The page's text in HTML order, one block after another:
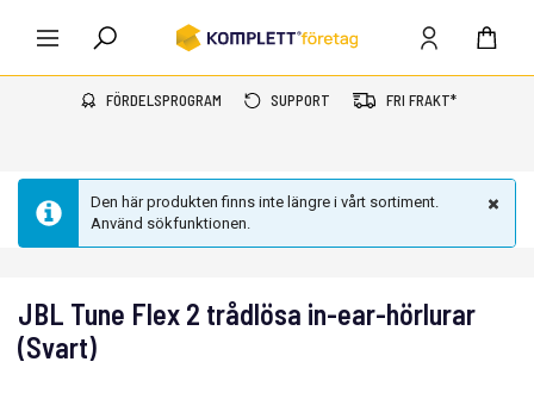
FÖRDELSPROGRAM SUPPORT FRI FRAKT*
Den här produkten finns inte längre i vårt sortiment.
Använd sökfunktionen.
JBL Tune Flex 2 trådlösa in-ear-hörlurar
(Svart)